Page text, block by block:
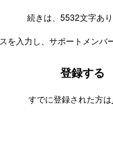
続きは、5532文字あり
を入力し、サポートメンバ
登録する
すでに登録された方は